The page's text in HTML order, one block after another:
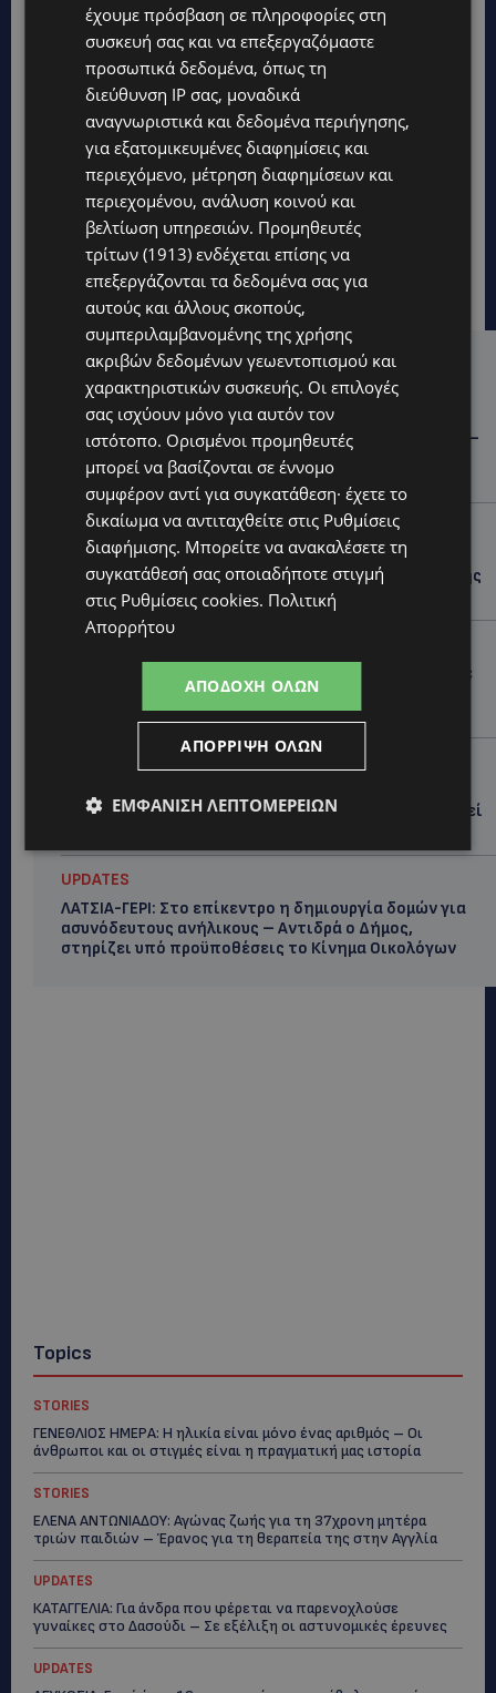
Hot this week
STORIES
ΓΕΝΕΘΛΙΟΣ ΗΜΕΡΑ: Η ηλικία είναι μόνο ένας αριθμός –
Οι άνθρωποι και οι στιγμές είναι η πραγματική μας
ιστορία
STORIES
ΕΛΕΝΑ ΑΝΤΩΝΙΑΔΟΥ: Αγώνας ζωής για τη 37χρονη
μητέρα τριών παιδιών – Έρανος για τη θεραπεία της
στην Αγγλία
UPDATES
ΚΑΤΑΓΓΕΛΙΑ: Για άνδρα που φέρεται να παρενοχλούσε
γυναίκες στο Δασούδι – Σε εξέλιξη οι αστυνομικές
φωτιά σε ιστορική μπυραρία – Η Αστυνομία αναζητεί
UPDATES
ΛΑΤΣΙΑ-ΓΕΡΙ: Στο επίκεντρο η δημιουργία δομών για
ασυνόδευτους ανήλικους – Αντιδρά ο Δήμος,
στηρίζει υπό προϋποθέσεις το Κίνημα Οικολόγων
Topics
STORIES
ΓΕΝΕΘΛΙΟΣ ΗΜΕΡΑ: Η ηλικία είναι μόνο ένας αριθμός – Οι
άνθρωποι και οι στιγμές είναι η πραγματική μας ιστορία
STORIES
ΕΛΕΝΑ ΑΝΤΩΝΙΑΔΟΥ: Αγώνας ζωής για τη 37χρονη μητέρα
τριών παιδιών – Έρανος για τη θεραπεία της στην Αγγλία
UPDATES
ΚΑΤΑΓΓΕΛΙΑ: Για άνδρα που φέρεται να παρενοχλούσε
γυναίκες στο Δασούδι – Σε εξέλιξη οι αστυνομικές έρευνες
UPDATES
έχουμε πρόσβαση σε πληροφορίες στη
συσκευή σας και να επεξεργαζόμαστε
προσωπικά δεδομένα, όπως τη
διεύθυνση IP σας, μοναδικά
αναγνωριστικά και δεδομένα περιήγησης,
για εξατομικευμένες διαφημίσεις και
περιεχόμενο, μέτρηση διαφημίσεων και
περιεχομένου, ανάλυση κοινού και
βελτίωση υπηρεσιών. Προμηθευτές
τρίτων (1913) ενδέχεται επίσης να
επεξεργάζονται τα δεδομένα σας για
αυτούς και άλλους σκοπούς,
συμπεριλαμβανομένης της χρήσης
ακριβών δεδομένων γεωεντοπισμού και
χαρακτηριστικών συσκευής. Οι επιλογές
σας ισχύουν μόνο για αυτόν τον
ιστότοπο. Ορισμένοι προμηθευτές
μπορεί να βασίζονται σε έννομο
συμφέρον αντί για συγκατάθεση· έχετε το
δικαίωμα να αντιταχθείτε στις Ρυθμίσεις
διαφήμισης. Μπορείτε να ανακαλέσετε τη
συγκατάθεσή σας οποιαδήποτε στιγμή
στις Ρυθμίσεις cookies. Πολιτική
Απορρήτου
ΑΠΟΔΟΧΉ ΌΛΩΝ
ΑΠΌΡΡΙΨΗ ΌΛΩΝ
ΕΜΦΆΝΙΣΗ ΛΕΠΤΟΜΕΡΕΙΏΝ